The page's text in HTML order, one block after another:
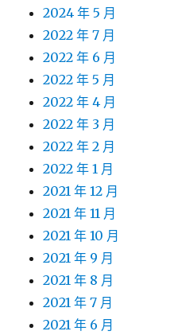
2024 年 5 月
2022 年 7 月
2022 年 6 月
2022 年 5 月
2022 年 4 月
2022 年 3 月
2022 年 2 月
2022 年 1 月
2021 年 12 月
2021 年 11 月
2021 年 10 月
2021 年 9 月
2021 年 8 月
2021 年 7 月
2021 年 6 月